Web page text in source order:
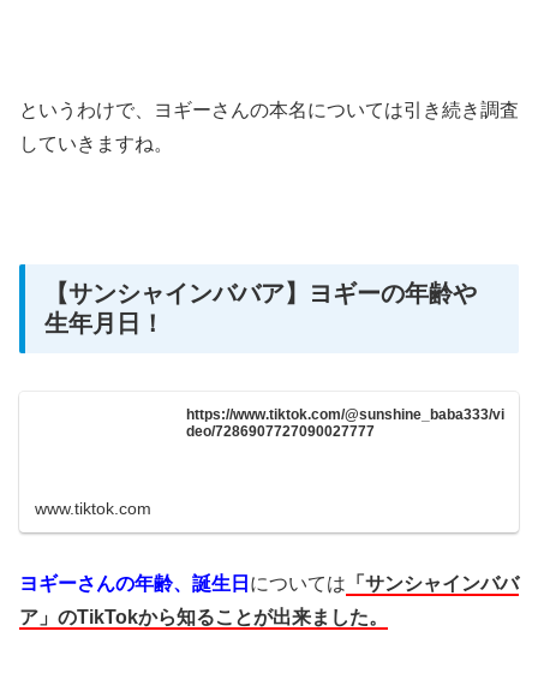
というわけで、ヨギーさんの本名については引き続き調査
していきますね。
【サンシャインババア】ヨギーの年齢や
生年月日！
https://www.tiktok.com/@sunshine_baba333/vi
deo/7286907727090027777
www.tiktok.com
ヨギーさんの年齢、誕生日 については 「サンシャインババ
ア」のTikTokから知ることが出来ました。